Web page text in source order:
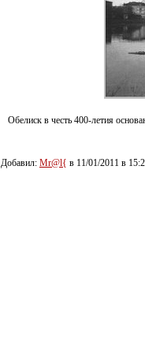
Обелиск в честь 400-летия
Добавил: Mr@l{ в 11/01/2011 в